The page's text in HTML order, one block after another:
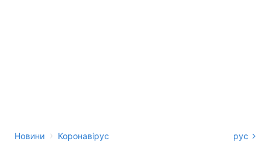
Новини › Коронавірус рус